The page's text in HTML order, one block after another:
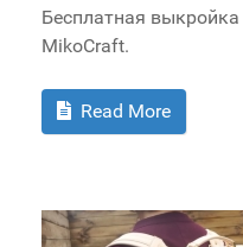
Бесплатная
MikoCraft.
Read More